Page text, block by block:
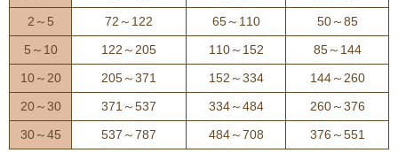
2～5
72～122 65～110
50～85
5～10
122～205 110～152
85～144
10～20
205～371 152～334
144～260
20～30
371～537 334～484
260～376
30～45
537～787 484～708 376～551